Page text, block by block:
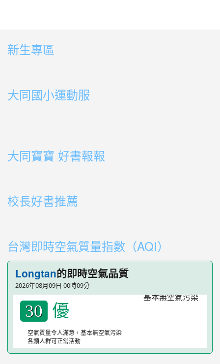
新生專區
大同國小運動服
大同寶寶 好書報報
校長好書推薦
台灣即時空氣質量指數（AQI）
Longtan的即時空氣品質
2026年08月09日 00時09分
30 優
空氣質量令人滿意，基本無空氣污染
各類人群可正常活動